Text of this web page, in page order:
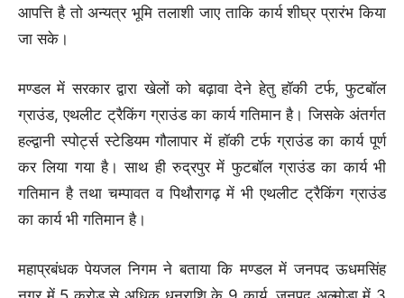
आपत्ति है तो अन्यत्र भूमि तलाशी जाए ताकि कार्य शीघ्र प्रारंभ किया
जा सके।
मण्डल में सरकार द्वारा खेलों को बढ़ावा देने हेतु हॉकी टर्फ, फुटबॉल
ग्राउंड, एथलीट ट्रैकिंग ग्राउंड का कार्य गतिमान है। जिसके अंतर्गत
हल्द्वानी स्पोर्ट्स स्टेडियम गौलापार में हॉकी टर्फ ग्राउंड का कार्य पूर्ण
कर लिया गया है। साथ ही रुद्रपुर में फुटबॉल ग्राउंड का कार्य भी
गतिमान है तथा चम्पावत व पिथौरागढ़ में भी एथलीट ट्रैकिंग ग्राउंड
का कार्य भी गतिमान है।
महाप्रबंधक पेयजल निगम ने बताया कि मण्डल में जनपद ऊधमसिंह